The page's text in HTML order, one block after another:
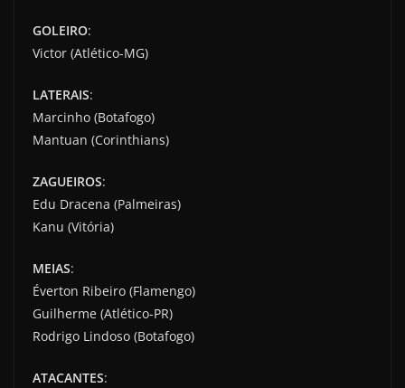
GOLEIRO:
Victor (Atlético-MG)
LATERAIS:
Marcinho (Botafogo)
Mantuan (Corinthians)
ZAGUEIROS:
Edu Dracena (Palmeiras)
Kanu (Vitória)
MEIAS:
Éverton Ribeiro (Flamengo)
Guilherme (Atlético-PR)
Rodrigo Lindoso (Botafogo)
ATACANTES: